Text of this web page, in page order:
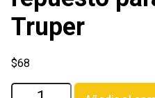
Truper
$68
Bolsa